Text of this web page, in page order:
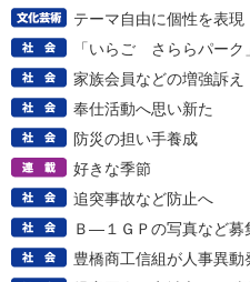
テーマ自由に個性を表現
「いらご さららパーク
家族会員などの増強訴え
奉仕活動へ思い新た
防災の担い手養成
好きな季節
追突事故など防止へ
Ｂ―１ＧＰの写真など募
豊橋商工信組が人事異動